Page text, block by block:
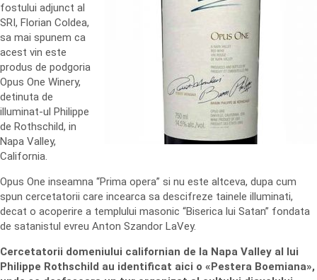
fostului adjunct al
SRI, Florian Coldea,
sa mai spunem ca
acest vin este
produs de podgoria
Opus One Winery,
detinuta de
illuminat-ul Philippe
de Rothschild, in
Napa Valley,
California.
Opus One inseamna “Prima opera” si nu este altceva, dupa cum
spun cercetatorii care incearca sa descifreze tainele illuminati,
decat o acoperire a templului masonic “Biserica lui Satan” fondata
de satanistul evreu Anton Szandor LaVey.
Cercetatorii domeniului californian de la Napa Valley al lui
Philippe Rothschild au identificat aici o «Pestera Boemiana»,